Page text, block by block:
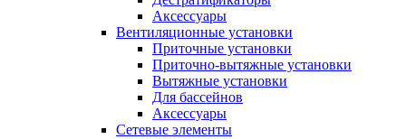
Аксессуары
Вентиляционные установки
Приточные установки
Приточно-вытяжные установки
Вытяжные установки
Для бассейнов
Аксессуары
Сетевые элементы